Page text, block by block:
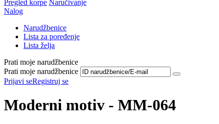
Pregled korpe Naručivanje
Nalog
Narudžbenice
Lista za poređenje
Lista želja
Prati moje narudžbenice
Prati moje narudžbenice
Prijavi seRegistruj se
Moderni motiv - MM-064